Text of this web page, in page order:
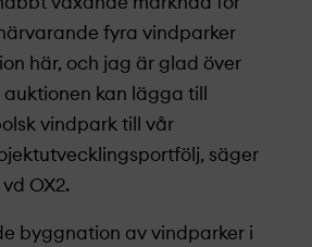
fyra vindparker
här, och jag är glad över
kan lägga till
vindpark till vår
säger
OX2.
byggnation av vindparker i